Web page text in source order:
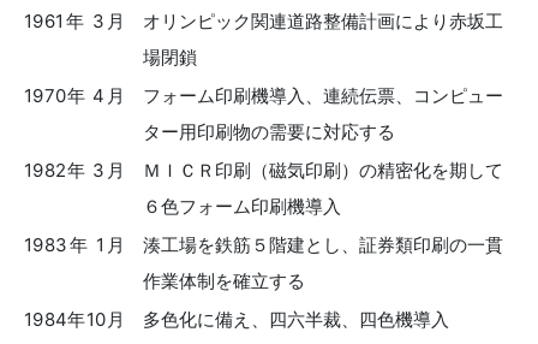
1961年 3月
オリンピック関連道路整備計画により赤坂工
場閉鎖
1970年 4月
フォーム印刷機導入、連続伝票、コンピュー
ター用印刷物の需要に対応する
1982年 3月
ＭＩＣＲ印刷（磁気印刷）の精密化を期して
６色フォーム印刷機導入
1983年 1月
湊工場を鉄筋５階建とし、証券類印刷の一貫
作業体制を確立する
1984年10月
多色化に備え、四六半裁、四色機導入